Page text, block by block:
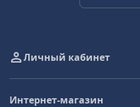
Личный кабинет
Интернет-магазин